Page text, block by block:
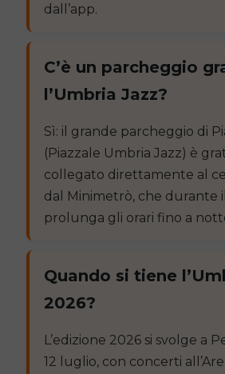
dall’app.
C’è un parcheggio
l’Umbria Jazz?
Sì: il grande parcheggio di
(Piazzale Umbria Jazz) è
collegato direttamente al
dal Minimetrò, che durante
prolunga gli orari fino a
Quando si tiene
2026?
L’edizione 2026 si svolge a
12 luglio, con concerti